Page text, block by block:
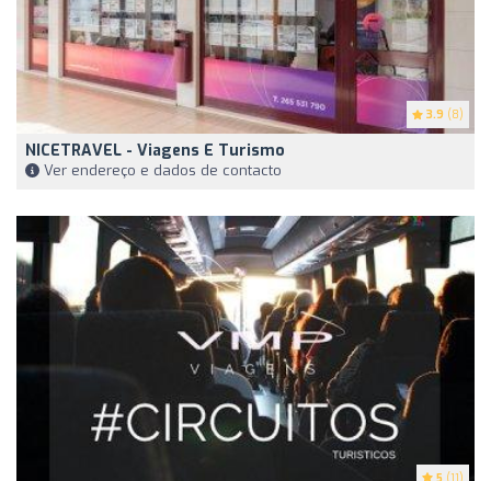
3.9 (8)
NICETRAVEL - Viagens E Turismo
Ver endereço e dados de contacto